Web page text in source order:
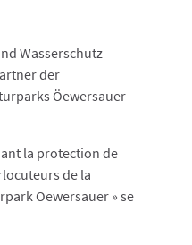
Wasserschutz
der
Öewersauer
la protection de
de la
Oewersauer » se